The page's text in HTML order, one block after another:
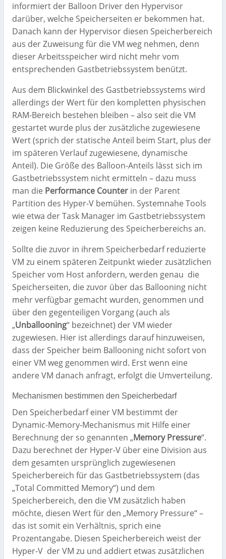
informiert der Balloon Driver den Hypervisor
darüber, welche Speicherseiten er bekommen hat.
Danach kann der Hypervisor diesen Speicherbereich
aus der Zuweisung für die VM weg nehmen, denn
dieser Arbeitsspeicher wird nicht mehr vom
entsprechenden Gastbetriebssystem benützt.
Aus dem Blickwinkel des Gastbetriebssystems wird
allerdings der Wert für den kompletten physischen
RAM-Bereich bestehen bleiben – also seit die VM
gestartet wurde plus der zusätzliche zugewiesene
Wert (sprich der statische Anteil beim Start, plus der
im späteren Verlauf zugewiesene, dynamische
Anteil). Die Größe des Balloon-Anteils lässt sich im
Gastbetriebssystem nicht ermitteln – dazu muss
man die Performance Counter in der Parent
Partition des Hyper-V bemühen. Systemnahe Tools
wie etwa der Task Manager im Gastbetriebssystem
zeigen keine Reduzierung des Speicherbereichs an.
Sollte die zuvor in ihrem Speicherbedarf reduzierte
VM zu einem späteren Zeitpunkt wieder zusätzlichen
Speicher vom Host anfordern, werden genau die
Speicherseiten, die zuvor über das Ballooning nicht
mehr verfügbar gemacht wurden, genommen und
über den gegenteiligen Vorgang (auch als
„Unballooning“ bezeichnet) der VM wieder
zugewiesen. Hier ist allerdings darauf hinzuweisen,
dass der Speicher beim Ballooning nicht sofort von
einer VM weg genommen wird. Erst wenn eine
andere VM danach anfragt, erfolgt die Umverteilung.
Mechanismen bestimmen den Speicherbedarf
Den Speicherbedarf einer VM bestimmt der
Dynamic-Memory-Mechanismus mit Hilfe einer
Berechnung der so genannten „Memory Pressure“.
Dazu berechnet der Hyper-V über eine Division aus
dem gesamten ursprünglich zugewiesenen
Speicherbereich für das Gastbetriebssystem (das
„Total Committed Memory“) und dem
Speicherbereich, den die VM zusätzlich haben
möchte, diesen Wert für den „Memory Pressure“ –
das ist somit ein Verhältnis, sprich eine
Prozentangabe. Diesen Speicherbereich weist der
Hyper-V der VM zu und addiert etwas zusätzlichen